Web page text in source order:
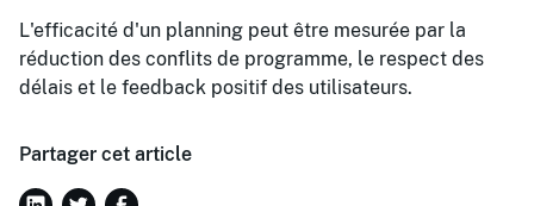
L'efficacité d'un planning peut être mesurée par la
réduction des conflits de programme, le respect des
délais et le feedback positif des utilisateurs.
Partager cet article